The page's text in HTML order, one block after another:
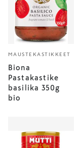
MAUSTEKASTIKKEET
Biona
Pastakastike
basilika 350g
bio